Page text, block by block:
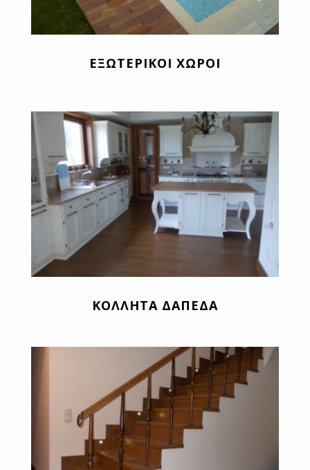
ΕΞΩΤΕΡΙΚΟΙ ΧΩΡΟΙ
ΚΟΛΛΗΤΑ ΔΑΠΕΔΑ